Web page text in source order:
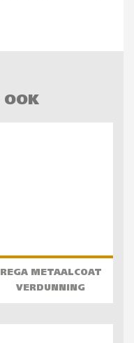
OOK
REGA METAALCOAT
VERDUNNING